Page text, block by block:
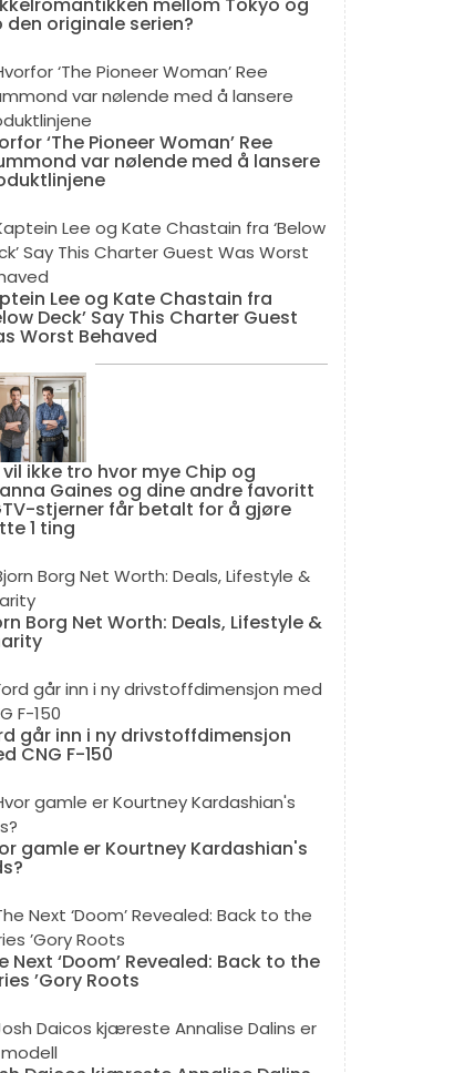
mellom Tokyo og
den originale serien?
‘The Pioneer Woman’ Ree
var nølende med å lansere
Lee og Kate Chastain fra
Deck’ Say This Charter Guest
Worst Behaved
vil ikke tro hvor mye Chip og
Gaines og dine andre favoritt
stjerner får betalt for å gjøre
1 ting
Borg Net Worth: Deals, Lifestyle &
går inn i ny drivstoffdimensjon
CNG F-150
gamle er Kourtney Kardashian's
Next ‘Doom’ Revealed: Back to the
’Gory Roots